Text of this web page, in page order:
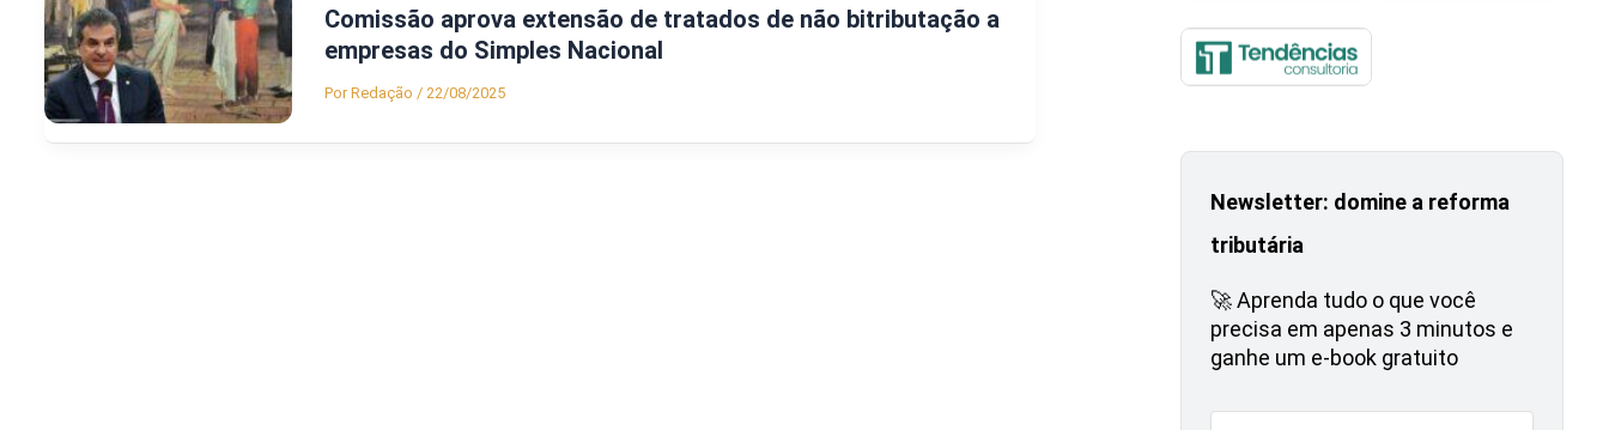
Comissão aprova extensão de tratados de não bitributação a
empresas do Simples Nacional
PorRedação / 22/08/2025
Newsletter: domine a reforma
tributária
🚀 Aprenda tudo o que você
precisa em apenas 3 minutos e
ganhe um e-book gratuito